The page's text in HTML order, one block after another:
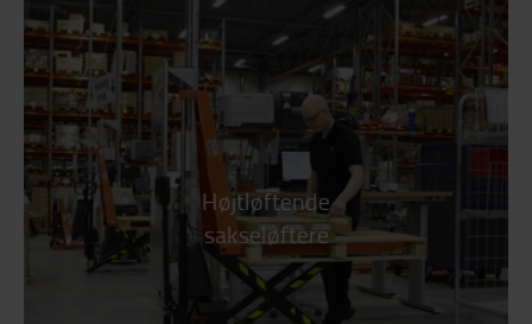
Højtløftende
sakseløftere